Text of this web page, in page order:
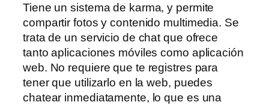
Tiene un sistema de karma, y permite
compartir fotos y contenido multimedia. Se
trata de un servicio de chat que ofrece
tanto aplicaciones móviles como aplicación
web. No requiere que te registres para
tener que utilizarlo en la web, puedes
chatear inmediatamente, lo que es una